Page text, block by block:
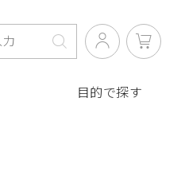
目的で探す